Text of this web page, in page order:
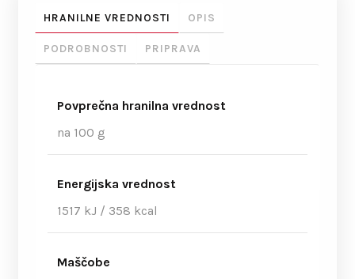
HRANILNE VREDNOSTI OPIS
PODROBNOSTI PRIPRAVA
Povprečna hranilna vrednost
na 100 g
Energijska vrednost
1517 kJ / 358 kcal
Maščobe